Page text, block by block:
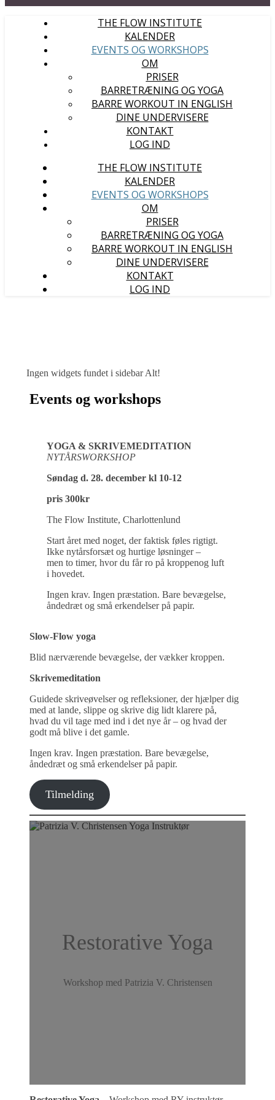
THE FLOW INSTITUTE
KALENDER
EVENTS OG WORKSHOPS
OM
PRISER
BARRETRÆNING OG YOGA
BARRE WORKOUT IN ENGLISH
DINE UNDERVISERE
KONTAKT
LOG IND
THE FLOW INSTITUTE
KALENDER
EVENTS OG WORKSHOPS
OM
PRISER
BARRETRÆNING OG YOGA
BARRE WORKOUT IN ENGLISH
DINE UNDERVISERE
KONTAKT
LOG IND
Ingen widgets fundet i sidebar Alt!
Events og workshops
YOGA & SKRIVEMEDITATION
NYTÅRSWORKSHOP
Søndag d. 28. december kl 10-12
pris 300kr
The Flow Institute, Charlottenlund
Start året med noget, der faktisk føles rigtigt.
Ikke nytårsforsæt og hurtige løsninger –
men to timer, hvor du får ro på kroppenog luft
i hovedet.
Ingen krav. Ingen præstation. Bare bevægelse,
åndedræt og små erkendelser på papir.
Slow-Flow yoga
Blid nærværende bevægelse, der vækker kroppen.
Skrivemeditation
Guidede skriveøvelser og refleksioner, der hjælper dig
med at lande, slippe og skrive dig lidt klarere på,
hvad du vil tage med ind i det nye år – og hvad der
godt må blive i det gamle.
Ingen krav. Ingen præstation. Bare bevægelse,
åndedræt og små erkendelser på papir.
Tilmelding
Restorative Yoga
Workshop med Patrizia V. Christensen